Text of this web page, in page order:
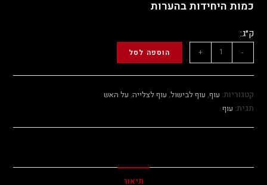
כמות היחידות בהערות
ק״ג:
-
+ הוספה לסל
קטגוריות: עוף, עוף לבישול, עוף לצלייה, על האש
תגית: עוף
תיאור